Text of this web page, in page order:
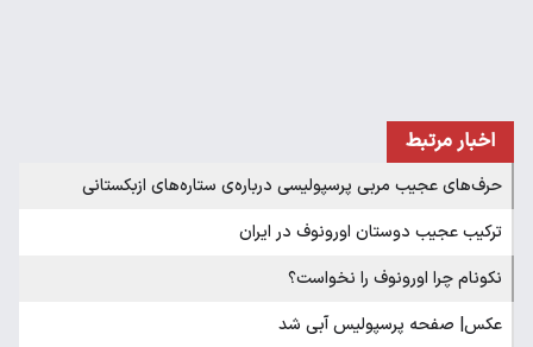
اخبار مرتبط
حرف‌های عجیب مربی پرسپولیسی درباره‌ی ستاره‌های ازبکستانی
ترکیب عجیب دوستان اورونوف در ایران
نکونام چرا اورونوف را نخواست؟
عکس| صفحه پرسپولیس آبی شد